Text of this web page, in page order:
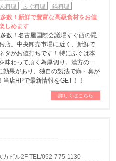
料理
ふぐ料理 鍋料理
数！新鮮で豊富な高級食材をお値
しめます
数！名古屋国際会議場すぐ西の隠
店。中央卸売市場に近く、新鮮で
タがお値打ちです！特にふぐは本
味わって頂く為厚切り。漢方の一
果があり、独自の製法で癖・臭が
店HPで最新情報をGET！！
詳しくはこちら
ビル2F TEL/052-775-1130